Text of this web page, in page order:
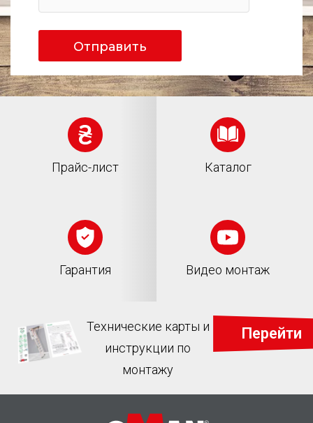
Отправить
Прайс-лист Каталог
Гарантия Видео монтаж
Технические карты и
инструкции по
монтажу
Перейти